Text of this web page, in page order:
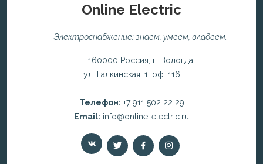
Online Electric
Электроснабжение: знаем, умеем, владеем.
160000 Россия, г. Вологда
ул. Галкинская, 1, оф. 116
Телефон: +7 911 502 22 29
Email: info@online-electric.ru